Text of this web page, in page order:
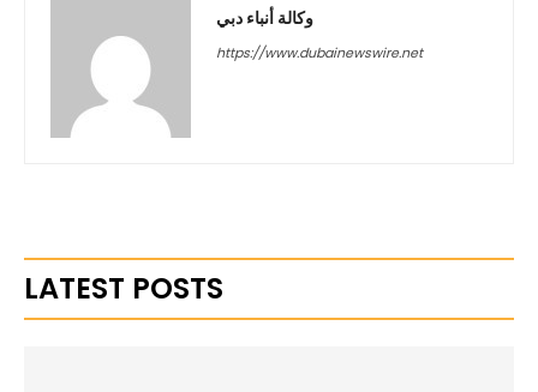
وكالة أنباء دبي
https://www.dubainewswire.net
LATEST POSTS